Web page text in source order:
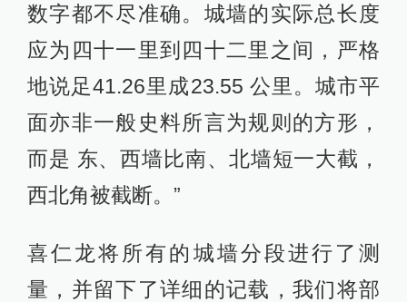
数字都不尽准确。城墙的实际总长度
应为四十一里到四十二里之间，严格
地说足41.26里成23.55 公里。城市平
面亦非一般史料所言为规则的方形，
而是 东、西墙比南、北墙短一大截，
西北角被截断。”
喜仁龙将所有的城墙分段进行了测
量，并留下了详细的记载，我们将部